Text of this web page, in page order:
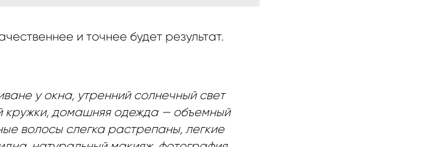
и точнее будет результат.
у окна, утренний солнечный свет
кружки, домашняя одежда — объемный
волосы слегка растрепаны, легкие